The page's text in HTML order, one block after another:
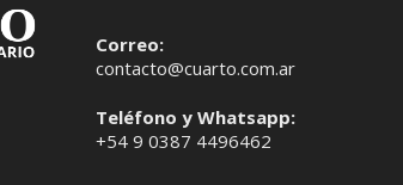
Correo:
contacto@cuarto.com.ar
Teléfono y Whatsapp:
+54 9 0387 4496462